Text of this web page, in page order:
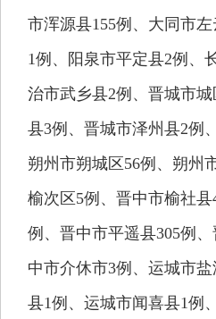
市浑源县155例、大同市
1例、阳泉市平定县2例、
治市武乡县2例、晋城市城
县3例、晋城市泽州县2例
朔州市朔城区56例、朔州
榆次区5例、晋中市榆社
例、晋中市平遥县305例
中市介休市3例、运城市
县1例、运城市闻喜县1例